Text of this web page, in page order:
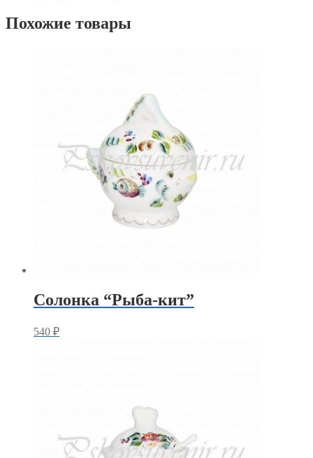
Похожие товары
Солонка “Рыба-кит”
540 ₽